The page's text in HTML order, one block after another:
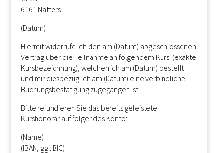
6161 Natters
(Datum)
Hiermit widerrufe ich den am (Datum) abgeschlossenen
Vertrag über die Teilnahme an folgendem Kurs: (exakte
Kursbezeichnung), welchen ich am (Datum) bestellt
und mir diesbezüglich am (Datum) eine verbindliche
Buchungsbestätigung zugegangen ist.
Bitte refundieren Sie das bereits geleistete
Kurshonorar auf folgendes Konto:
(Name)
(IBAN, ggf. BIC)